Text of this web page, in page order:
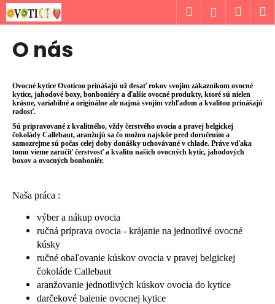
Prejsť
na
obsah
Hľadať
O nás
Ovocné kytice Ovoticoo prinášajú už desať rokov svojim zákazníkom ovocné
kytice, jahodové boxy, bonboniéry a ďalšie ovocné produkty, ktoré sú nielen
krásne, variabilné a originálne ale najmä svojim vzhľadom a kvalitou prinášajú
radosť.
Sú pripravované z kvalitného, vždy čerstvého ovocia a pravej belgickej
čokolády Callebaut, aranžujú sa čo možno najskôr pred doručením a
samozrejme sú počas celej doby donášky uchovávané v chlade. Práve vďaka
tomu vieme zaručiť čerstvosť a kvalitu našich ovocných kytíc, jahodových
boxov a ovocných bonboniér.
Naša práca :
výber a nákup ovocia
ručná príprava ovocia - krájanie na jednotlivé ovocné
kúsky
ručné obaľovanie kúskov ovocia v pravej belgickej
čokoláde Callebaut
aranžovanie jednotlivých kúskov ovocia do kytice
darčekové balenie ovocnej kytice
K
o
o
p
o
t
r
e
u